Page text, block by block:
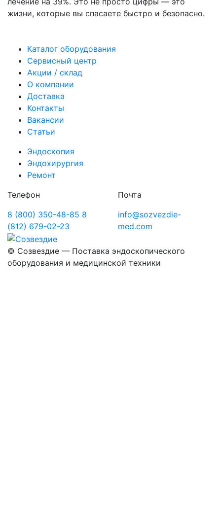
жизни, которые вы спасаете быстро и безопасно.
Каталог оборудования
Сервисный центр
Акции / склад
О компании
Доставка
Контакты
Вакансии
Статьи
Эндоскопия
Эндохирургия
Ремонт
Телефон
8 (800) 350-48-85 8
(812) 679-02-23
Почта
info@sozvezdie-
med.com
© Созвездие — Поставка эндоскопического
оборудования и медицинской техники